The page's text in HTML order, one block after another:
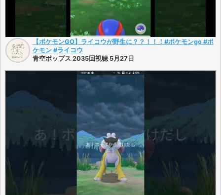
【ポケモンGO】ライコウが野生に？？！！！#ポケモンgo #ポ
ケモン #ライコウ
青空ポップス 2035回視聴 5月27日